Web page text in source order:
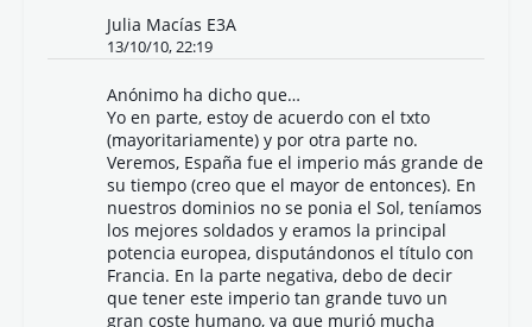
Julia Macías E3A
13/10/10, 22:19
Anónimo ha dicho que…
Yo en parte, estoy de acuerdo con el txto
(mayoritariamente) y por otra parte no.
Veremos, España fue el imperio más grande de
su tiempo (creo que el mayor de entonces). En
nuestros dominios no se ponia el Sol, teníamos
los mejores soldados y eramos la principal
potencia europea, disputándonos el título con
Francia. En la parte negativa, debo de decir
que tener este imperio tan grande tuvo un
gran coste humano, ya que murió mucha